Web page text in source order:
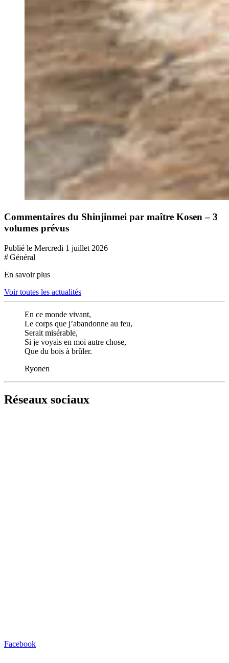
Commentaires du Shinjinmei par maître Kosen – 3
volumes prévus
Publié le Mercredi 1 juillet 2026
# Général
En savoir plus
Voir toutes les actualités
En ce monde vivant,
Le corps que j’abandonne au feu,
Serait misérable,
Si je voyais en moi autre chose,
Que du bois à brûler.
Ryonen
Réseaux sociaux
Facebook